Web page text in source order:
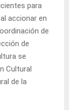
para
accionar en
de
de
se
Cultural
de la